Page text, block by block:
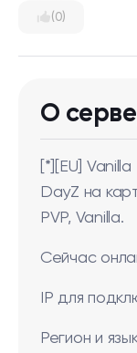
(0)
О
[*][EU]
DayZ на
PVP, Vanilla.
Сейчас
IP для
Регион и